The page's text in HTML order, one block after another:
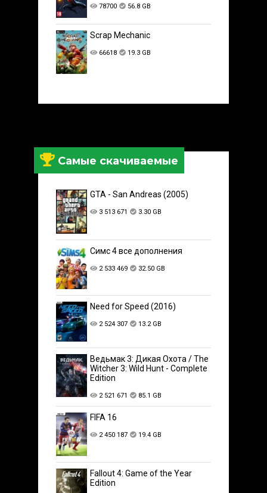
78700 56.8 GB
Scrap Mechanic
66618 19.3 GB
Самые скачиваемые
GTA - San Andreas (2005)
3 513 671 3.30 GB
Симс 4 все дополнения
2 533 469 32.50 GB
Need for Speed (2016)
2 524 307 13.2 GB
Ведьмак 3: Дикая Охота / The
Witcher 3: Wild Hunt - Complete
Edition
2 521 671 85.1 GB
FIFA 16
2 450 187 19.4 GB
Fallout 4: Game of the Year
Edition